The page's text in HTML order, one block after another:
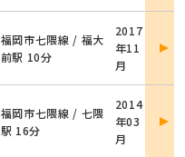
福岡市七隈線 / 福大
前駅 10分
2017
年11
月
詳
福岡市七隈線 / 七隈
駅 16分
2014
年03
月
詳